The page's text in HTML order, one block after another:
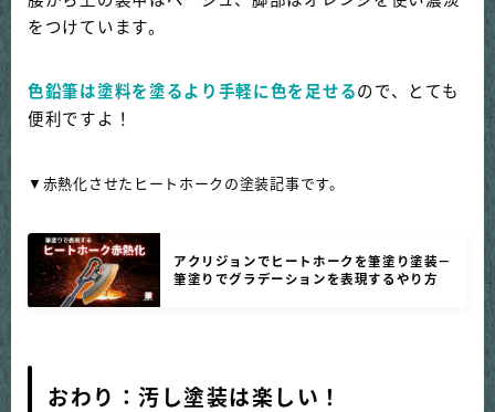
をつけています。
色鉛筆は塗料を塗るより手軽に色を足せるので、とても
便利ですよ！
▼赤熱化させたヒートホークの塗装記事です。
アクリジョンでヒートホークを筆塗り塗装－
筆塗りでグラデーションを表現するやり方
おわり：汚し塗装は楽しい！